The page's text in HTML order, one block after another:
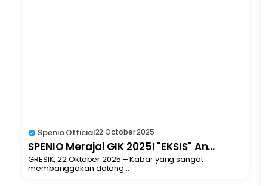
Spenio.official22 October 2025
SPENIO Merajai GIK 2025! "EKSIS" An...
GRESIK, 22 Oktober 2025 – Kabar yang sangat
membanggakan datang...